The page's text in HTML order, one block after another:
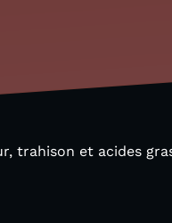
trahison et acides